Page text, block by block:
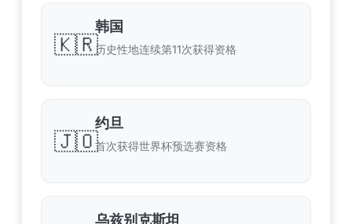
🇰🇷
韩国
历史性地连续第11次获得资格
🇯🇴
约旦
首次获得世界杯预选赛资格
乌兹别克斯坦